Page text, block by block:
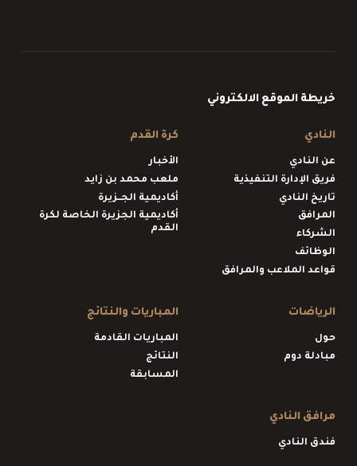
خريطة الموقع الالكتروني
النادي
عن النادي
فريق الإدارة التنفيذية
تاريخ النادي
المرافق
الشركاء
الوظائف
قواعد الملاعب والمرافق
كرة القدم
الأخبار
ملعب محمد بن زايد
أكاديمية الجــزيرة
أكاديمية الجزيرة الخاصة لكرة
القدم
الرياضات
حول
مبادلة دوم
المباريات والنتائج
المباريات القادمة
النتائج
المسابقة
مرافق النادي
فندق النادي